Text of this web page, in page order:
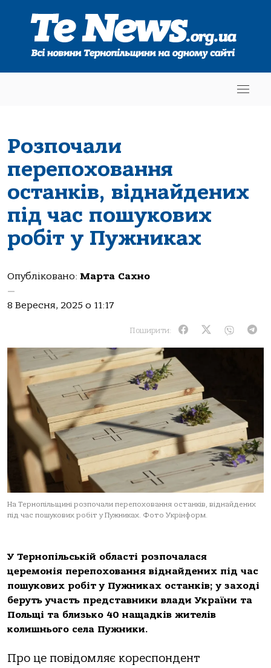
Розпочали
перепоховання
останків, віднайдених
під час пошукових
робіт у Пужниках
Опубліковано: Марта Сахно
—
8 Вересня, 2025 о 11:17
Поширити:
На Тернопільщині розпочали перепоховання останків, віднайдених
під час пошукових робіт у Пужниках. Фото Укрінформ.
У Тернопільській області розпочалася
церемонія перепоховання віднайдених під час
пошукових робіт у Пужниках останків; у заході
беруть участь представники влади України та
Польщі та близько 40 нащадків жителів
колишнього села Пужники.
Про це повідомляє кореспондент